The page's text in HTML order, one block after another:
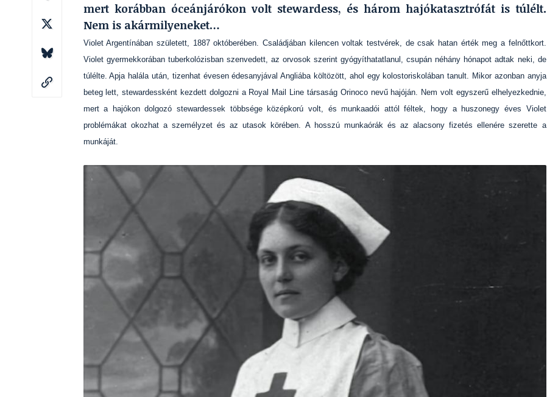
mert korábban óceánjárókon volt stewardess, és három hajókatasztrófát is túlélt.
Nem is akármilyeneket…
Violet Argentínában született, 1887 októberében. Családjában kilencen voltak testvérek, de csak hatan érték meg a felnőttkort.
Violet gyermekkorában tuberkolózisban szenvedett, az orvosok szerint gyógyíthatatlanul, csupán néhány hónapot adtak neki, de
túlélte. Apja halála után, tizenhat évesen édesanyjával Angliába költözött, ahol egy kolostoriskolában tanult. Mikor azonban anyja
beteg lett, stewardessként kezdett dolgozni a Royal Mail Line társaság Orinoco nevű hajóján. Nem volt egyszerű elhelyezkednie,
mert a hajókon dolgozó stewardessek többsége középkorú volt, és munkaadói attól féltek, hogy a huszonegy éves Violet
problémákat okozhat a személyzet és az utasok körében. A hosszú munkaórák és az alacsony fizetés ellenére szerette a
munkáját.